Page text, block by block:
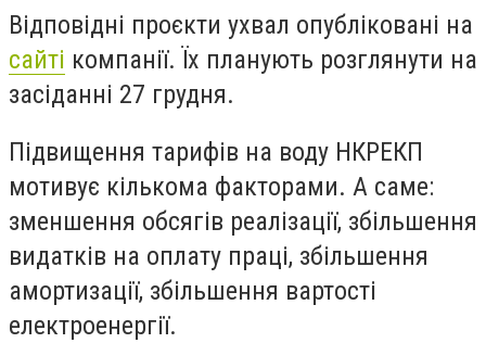
Відповідні проєкти ухвал опубліковані на
сайті компанії. Їх планують розглянути на
засіданні 27 грудня.
Підвищення тарифів на воду НКРЕКП
мотивує кількома факторами. А саме:
зменшення обсягів реалізації, збільшення
видатків на оплату праці, збільшення
амортизації, збільшення вартості
електроенергії.